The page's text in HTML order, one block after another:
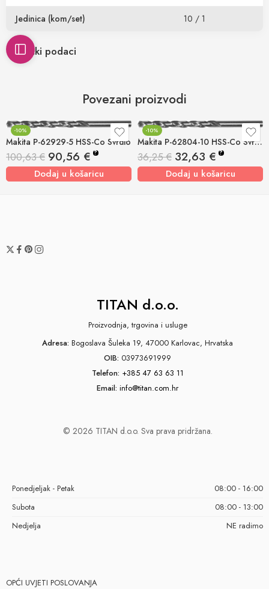
Tehnički podaci
Jedinica (kom/set) 10 / 1
Povezani proizvodi
-10%
Makita P-62929-5 HSS-Co Svrdlo
100,63€ 90,56 € ?
Dodaj u košaricu
-10%
Makita P-62804-10 HSS-Co Svrdlo
36,25€ 32,63 € ?
Dodaj u košaricu
TITAN d.o.o.
Proizvodnja, trgovina i usluge
Adresa: Bogoslava Šuleka 19, 47000 Karlovac, Hrvatska
OIB: 03973691999
Telefon: +385 47 63 63 11
Email: info@titan.com.hr
© 2026 TITAN d.o.o. Sva prava pridržana.
Ponedjeljak - Petak
08:00 - 16:00
Subota
08:00 - 13:00
Nedjelja
NE radimo
OPĆI UVJETI POSLOVANJA